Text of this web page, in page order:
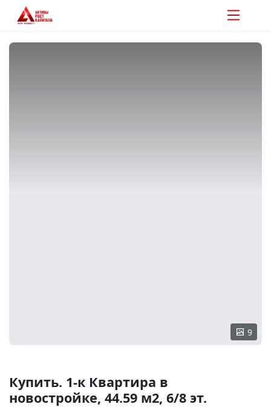
9
Купить. 1-к Квартира в
новостройке, 44.59 м2, 6/8 эт.